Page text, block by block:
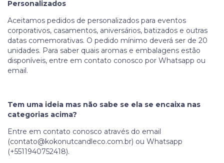
Personalizados
Aceitamos pedidos de personalizados para eventos
corporativos, casamentos, aniversários, batizados e outras
datas comemorativas. O pedido mínimo deverá ser de 20
unidades. Para saber quais aromas e embalagens estão
disponíveis, entre em contato conosco por Whatsapp ou
email.
Tem uma ideia mas não sabe se ela se encaixa nas
categorias acima?
Entre em contato conosco através do email
(contato@kokonutcandleco.com.br) ou Whatsapp
(+5511940752418).